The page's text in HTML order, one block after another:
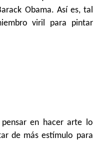
Obama. Así es, tal
viril para pintar
en hacer arte lo
de más estímulo para